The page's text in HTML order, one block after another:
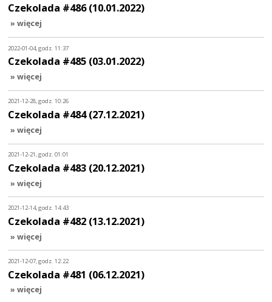
Czekolada #486 (10.01.2022)
» więcej
2022-01-04, godz. 11:37
Czekolada #485 (03.01.2022)
» więcej
2021-12-28, godz. 10:26
Czekolada #484 (27.12.2021)
» więcej
2021-12-21, godz. 01:01
Czekolada #483 (20.12.2021)
» więcej
2021-12-14, godz. 14:43
Czekolada #482 (13.12.2021)
» więcej
2021-12-07, godz. 12:22
Czekolada #481 (06.12.2021)
» więcej